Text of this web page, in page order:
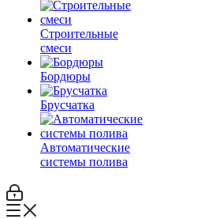
Строительные
смеси
Бордюры
Брусчатка
Автоматические
системы полива